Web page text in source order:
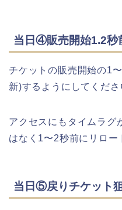
当日④販売開始1.2秒
チケットの販売開始の1
新)するようにしてくださ
アクセスにもタイムラグ
はなく1〜2秒前にリロー
当日⑤戻りチケット